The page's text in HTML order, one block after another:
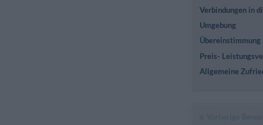
Verbindungen in
Umgebung
Preis-
Allgemeine